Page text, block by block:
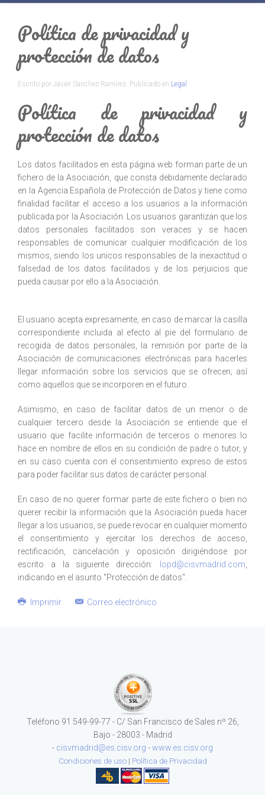
Política de privacidad y
protección de datos
Escrito por Javier Sanchez Ramirez. Publicado en Legal
Política de privacidad y
protección de datos
Los datos facilitados en esta página web forman parte de un
fichero de la Asociación, que consta debidamente declarado
en la Agencia Española de Protección de Datos y tiene como
finalidad facilitar el acceso a los usuarios a la información
publicada por la Asociación. Los usuarios garantizan que los
datos personales facilitados son veraces y se hacen
responsables de comunicar cualquier modificación de los
mismos, siendo los unicos responsables de la inexactitud o
falsedad de los datos facilitados y de los perjuicios que
pueda causar por ello a la Asociación.
El usuario acepta expresamente, en caso de marcar la casilla
correspondiente incluida al efecto al pie del formulario de
recogida de datos personales, la remisión por parte de la
Asociación de comunicaciones electrónicas para hacerles
llegar información sobre los servicios que se ofrecen; así
como aquellos que se incorporen en el futuro.
Asimismo, en caso de facilitar datos de un menor o de
cualquier tercero desde la Asociación se entiende que el
usuario que facilite información de terceros o menores lo
hace en nombre de ellos en su condición de padre o tutor, y
en su caso cuenta con el consentimiento expreso de estos
para poder facilitar sus datos de carácter personal.
En caso de no querer formar parte de este fichero o bien no
querer recibir la información que la Asociación pueda hacer
llegar a los usuarios, se puede revocar en cualquier momento
el consentimiento y ejercitar los derechos de acceso,
rectificación, cancelación y oposición dirigiéndose por
escrito a la siguiente dirección:
lopd@cisvmadrid.com
indicando en el asunto "Protección de datos".
Imprimir Correo electrónico
Teléfono 91 549-99-77 - C/ San Francisco de Sales nº 26,
Bajo - 28003 - Madrid
- cisvmadrid@es.cisv.org -www.es.cisv.org
Condiciones de uso| Política de Privacidad